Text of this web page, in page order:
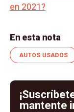
en 2021?
En esta nota
AUTOS USADOS
mantente